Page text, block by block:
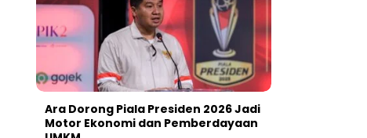
Ara Dorong Piala Presiden 2026 Jadi
Motor Ekonomi dan Pemberdayaan